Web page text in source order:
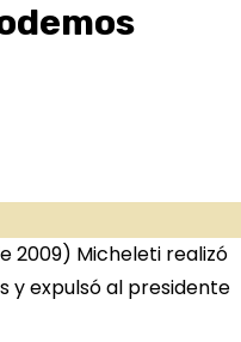
2009) Micheleti realizó
y expulsó al presidente